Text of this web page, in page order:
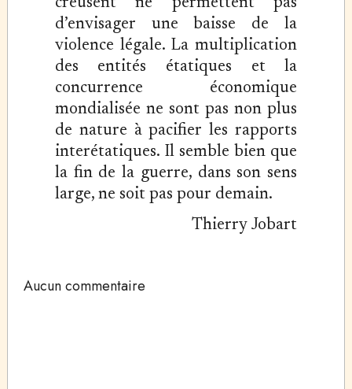
creusent ne permettent pas
d’envisager une baisse de la
violence légale. La multiplication
des entités étatiques et la
concurrence économique
mondialisée ne sont pas non plus
de nature à pacifier les rapports
interétatiques. Il semble bien que
la fin de la guerre, dans son sens
large, ne soit pas pour demain.
Thierry Jobart
Aucun commentaire